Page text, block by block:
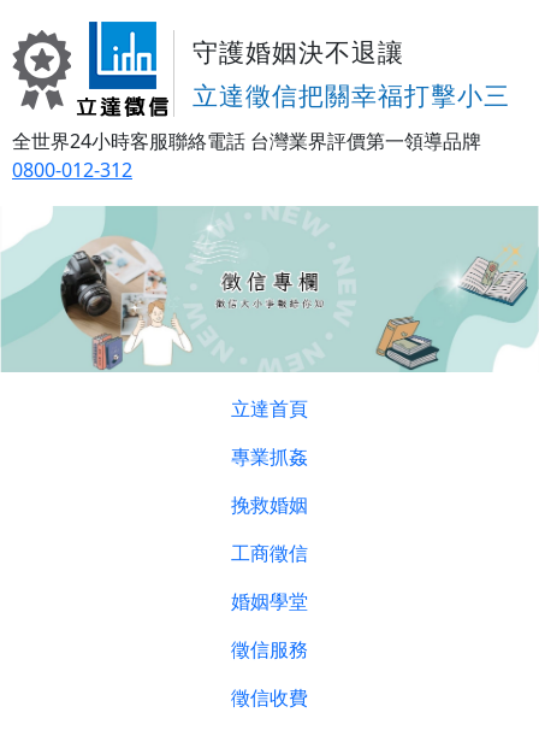
守護婚姻決不退讓
立達徵信把關幸福打擊小三
全世界24小時客服聯絡電話 台灣業界評價第一領導品牌
0800-012-312
立達首頁
專業抓姦
挽救婚姻
工商徵信
婚姻學堂
徵信服務
徵信收費